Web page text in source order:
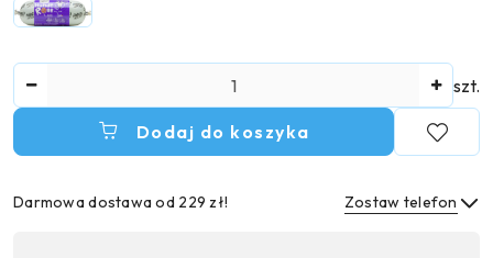
szt.
Dodaj do koszyka
Darmowa dostawa od 229 zł! Zostaw telefon